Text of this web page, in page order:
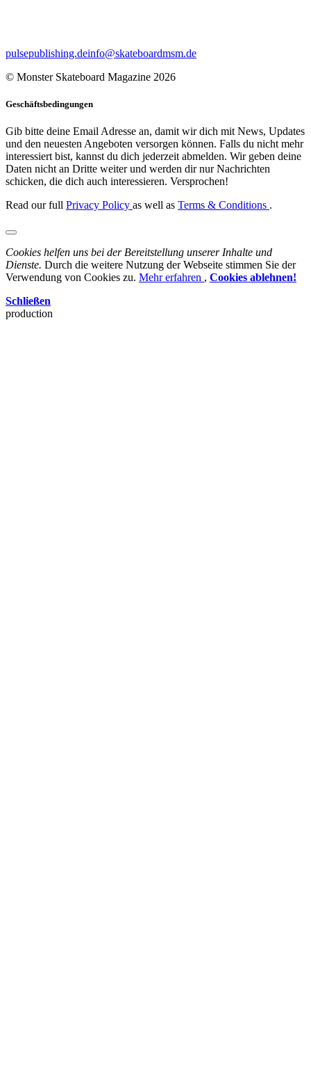
pulsepublishing.deinfo@skateboardmsm.de
© Monster Skateboard Magazine 2026
Geschäftsbedingungen
Gib bitte deine Email Adresse an, damit wir dich mit News, Updates
und den neuesten Angeboten versorgen können. Falls du nicht mehr
interessiert bist, kannst du dich jederzeit abmelden. Wir geben deine
Daten nicht an Dritte weiter und werden dir nur Nachrichten
schicken, die dich auch interessieren. Versprochen!
Read our full Privacy Policy as well as Terms & Conditions .
Cookies helfen uns bei der Bereitstellung unserer Inhalte und
Dienste. Durch die weitere Nutzung der Webseite stimmen Sie der
Verwendung von Cookies zu. Mehr erfahren , Cookies ablehnen!
Schließen
production